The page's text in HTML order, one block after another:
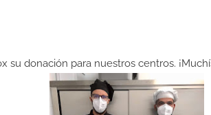
donación para nuestros centros.